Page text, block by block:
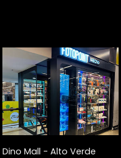
Dino Mall - Alto Verde